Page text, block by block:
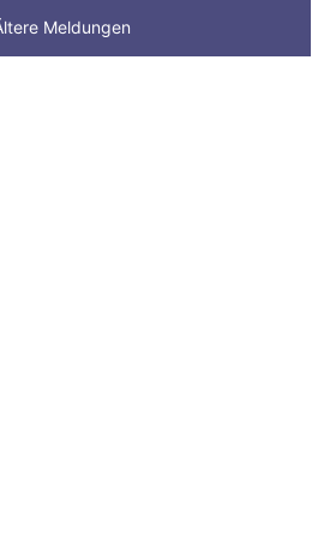
Meldungen